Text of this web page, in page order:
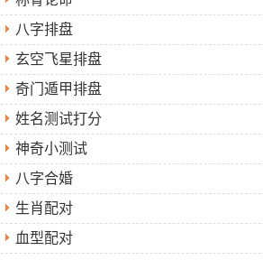
八字排盘
玄空飞星排盘
奇门遁甲排盘
姓名测试打分
神奇小测试
八字合婚
生肖配对
血型配对